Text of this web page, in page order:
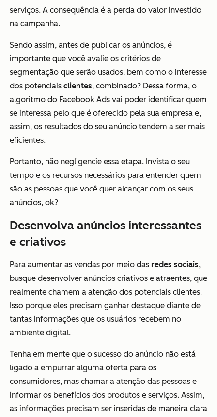
serviços. A consequência é a perda do valor investido
na campanha.
Sendo assim, antes de publicar os anúncios, é
importante que você avalie os critérios de
segmentação que serão usados, bem como o interesse
dos potenciais clientes, combinado? Dessa forma, o
algoritmo do Facebook Ads vai poder identificar quem
se interessa pelo que é oferecido pela sua empresa e,
assim, os resultados do seu anúncio tendem a ser mais
eficientes.
Portanto, não negligencie essa etapa. Invista o seu
tempo e os recursos necessários para entender quem
são as pessoas que você quer alcançar com os seus
anúncios, ok?
Desenvolva anúncios interessantes
e criativos
Para aumentar as vendas por meio das redes sociais,
busque desenvolver anúncios criativos e atraentes, que
realmente chamem a atenção dos potenciais clientes.
Isso porque eles precisam ganhar destaque diante de
tantas informações que os usuários recebem no
ambiente digital.
Tenha em mente que o sucesso do anúncio não está
ligado a empurrar alguma oferta para os
consumidores, mas chamar a atenção das pessoas e
informar os benefícios dos produtos e serviços. Assim,
as informações precisam ser inseridas de maneira clara